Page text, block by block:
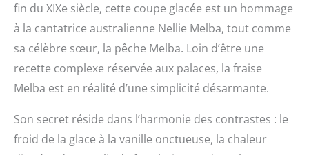
fin du XIXe siècle, cette coupe glacée est un hommage
à la cantatrice australienne Nellie Melba, tout comme
sa célèbre sœur, la pêche Melba. Loin d’être une
recette complexe réservée aux palaces, la fraise
Melba est en réalité d’une simplicité désarmante.
Son secret réside dans l’harmonie des contrastes : le
froid de la glace à la vanille onctueuse, la chaleur